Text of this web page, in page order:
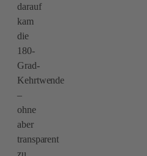
darauf
kam
die
180-
Grad-
Kehrtwende
–
ohne
aber
transparent
zu